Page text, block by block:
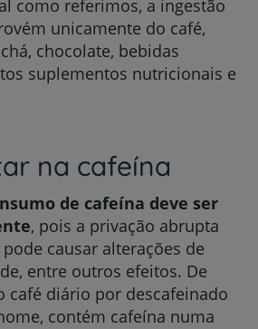
como referimos, a ingestão
unicamente do café,
chocolate, bebidas
suplementos nutricionais e
na cafeína
de cafeína deve ser
, pois a privação abrupta
causar alterações de
entre outros efeitos. De
café diário por descafeinado
contém cafeína numa